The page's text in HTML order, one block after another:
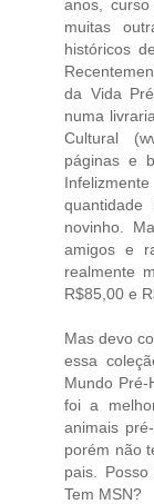
anos,
muitas
históricos
da Vida
numa
Cultural
páginas e
novinho.
amigos e
realmente
R$85,00 e
Mas devo
essa
Mundo
foi a
animais
porém não
pais.
Tem MSN?